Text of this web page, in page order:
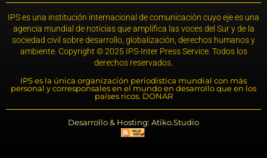
IPS es una institución internacional de comunicación cuyo eje es una
agencia mundial de noticias que amplifica las voces del Sur y de la
sociedad civil sobre desarrollo, globalización, derechos humanos y
ambiente. Copyright © 2025 IPS-Inter Press Service. Todos los
derechos reservados.
IPS es la única organización periodística mundial con más
personal y corresponsales en el mundo en desarrollo que en los
países ricos. DONAR
Desarrollo & Hosting: Atiko.Studio